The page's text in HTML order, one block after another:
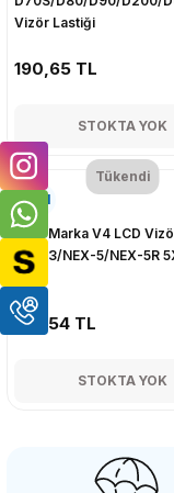
Vizör Lastiği
190,65 TL
STOKTA YOK
Tükendi
OEM
OEM Marka V4 LCD
NEX-3/NEX-5/NEX-5R
için
219,54 TL
STOKTA YOK